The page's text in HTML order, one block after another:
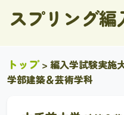
スプリング編
トップ> 編入学試験実施
学部建築＆芸術学科